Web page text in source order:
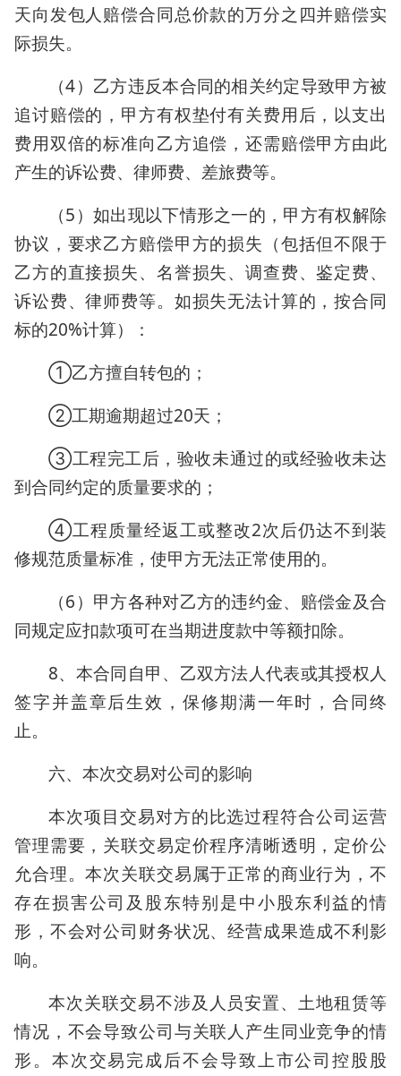
天向发包人赔偿合同总价款的万分之四并赔偿实
际损失。
（4）乙方违反本合同的相关约定导致甲方被
追讨赔偿的，甲方有权垫付有关费用后，以支出
费用双倍的标准向乙方追偿，还需赔偿甲方由此
产生的诉讼费、律师费、差旅费等。
（5）如出现以下情形之一的，甲方有权解除
协议，要求乙方赔偿甲方的损失（包括但不限于
乙方的直接损失、名誉损失、调查费、鉴定费、
诉讼费、律师费等。如损失无法计算的，按合同
标的20%计算）：
①乙方擅自转包的；
②工期逾期超过20天；
③工程完工后，验收未通过的或经验收未达
到合同约定的质量要求的；
④工程质量经返工或整改2次后仍达不到装
修规范质量标准，使甲方无法正常使用的。
（6）甲方各种对乙方的违约金、赔偿金及合
同规定应扣款项可在当期进度款中等额扣除。
8、本合同自甲、乙双方法人代表或其授权人
签字并盖章后生效，保修期满一年时，合同终
止。
六、本次交易对公司的影响
本次项目交易对方的比选过程符合公司运营
管理需要，关联交易定价程序清晰透明，定价公
允合理。本次关联交易属于正常的商业行为，不
存在损害公司及股东特别是中小股东利益的情
形，不会对公司财务状况、经营成果造成不利影
响。
本次关联交易不涉及人员安置、土地租赁等
情况，不会导致公司与关联人产生同业竞争的情
形。本次交易完成后不会导致上市公司控股股